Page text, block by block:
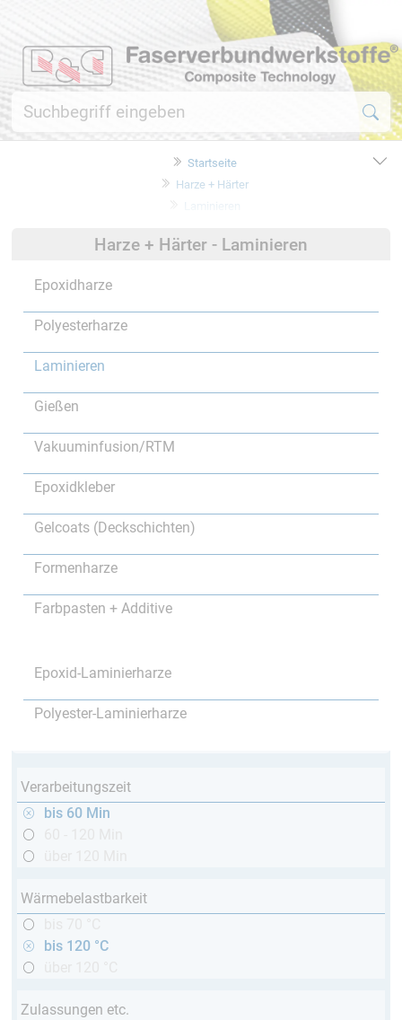
Startseite
Harze + Härter
Harze + Härter - Laminieren
Epoxidharze
Polyesterharze
Laminieren
Gießen
Vakuuminfusion/RTM
Epoxidkleber
Gelcoats (Deckschichten)
Formenharze
Farbpasten + Additive
Epoxid-Laminierharze
Polyester-Laminierharze
Verarbeitungszeit
bis 60 Min
Wärmebelastbarkeit
bis 120 °C
Zulassungen etc.